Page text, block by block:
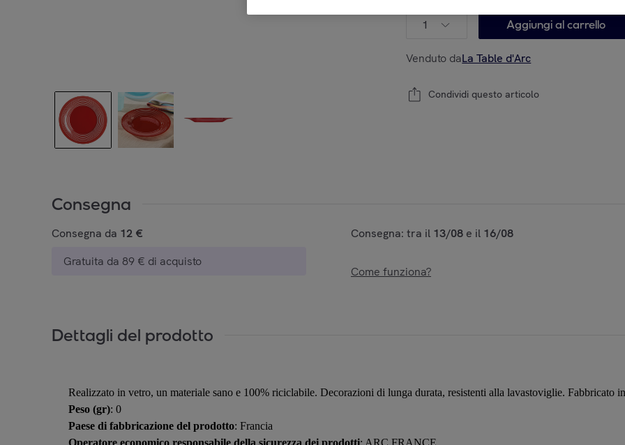
1 Aggiungi al carrello
Venduto daLa Table d'Arc
Condividi questo articolo
Consegna
Consegna da 12 €
Gratuita da 89 € di acquisto
Consegna: tra il 13/08 e il 16/08
Come funziona?
Dettagli del prodotto
Realizzato in vetro, un materiale sano e 100% riciclabile. Decorazioni di lunga durata, resistenti alla lavastoviglie. Fabbricato
Peso (gr): 0
Paese di fabbricazione del prodotto: Francia
Operatore economico responsabile della sicurezza dei prodotti: ARC FRANCE